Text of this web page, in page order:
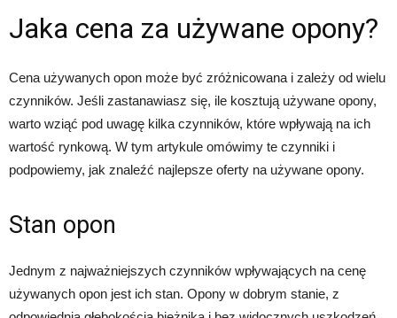
Jaka cena za używane opony?
Cena używanych opon może być zróżnicowana i zależy od wielu
czynników. Jeśli zastanawiasz się, ile kosztują używane opony,
warto wziąć pod uwagę kilka czynników, które wpływają na ich
wartość rynkową. W tym artykule omówimy te czynniki i
podpowiemy, jak znaleźć najlepsze oferty na używane opony.
Stan opon
Jednym z najważniejszych czynników wpływających na cenę
używanych opon jest ich stan. Opony w dobrym stanie, z